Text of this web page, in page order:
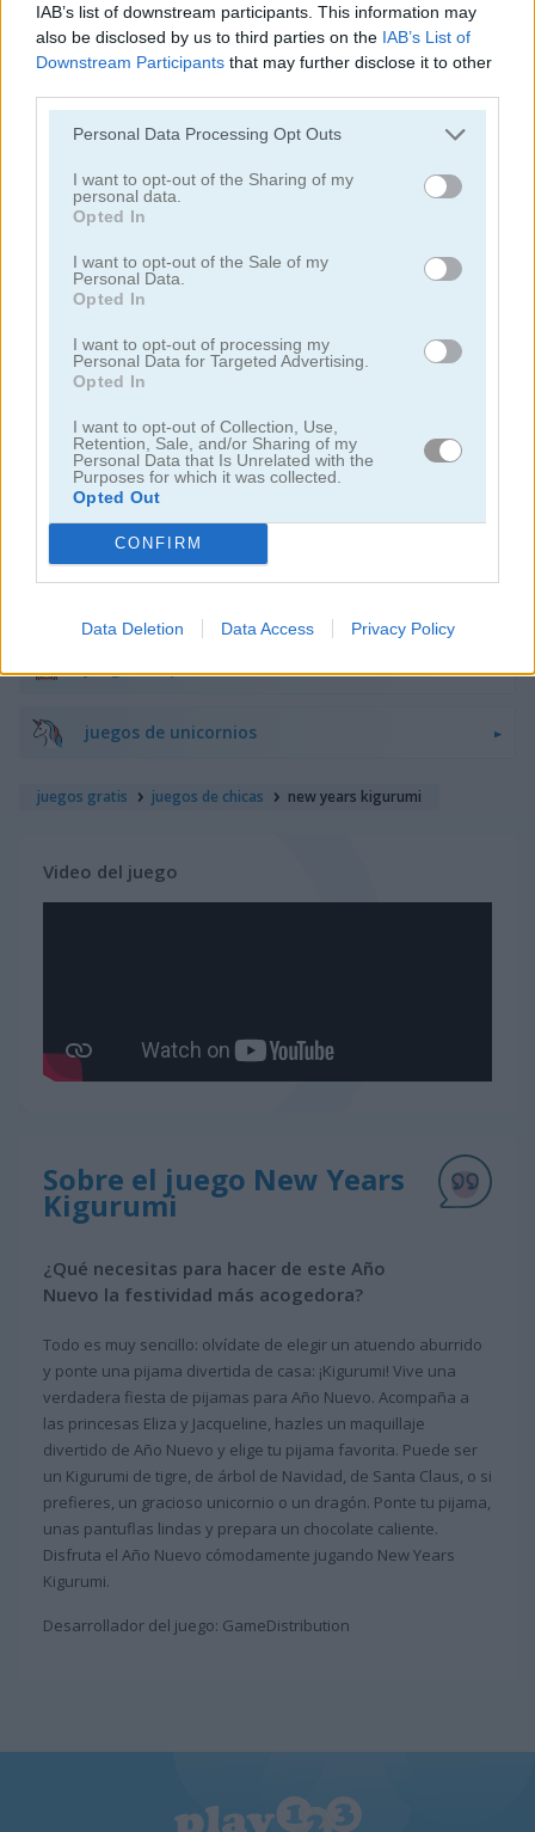
IAB’s list of downstream participants. This information may
also be disclosed by us to third parties on the IAB’s List of
Downstream Participants that may further disclose it to other
Personal Data Processing Opt Outs
I want to opt-out of the Sharing of my
personal data.
Opted In
I want to opt-out of the Sale of my
Personal Data.
Opted In
I want to opt-out of processing my
Personal Data for Targeted Advertising.
Opted In
I want to opt-out of Collection, Use,
Retention, Sale, and/or Sharing of my
Personal Data that Is Unrelated with the
Purposes for which it was collected.
Opted Out
CONFIRM
Data Deletion Data Access Privacy Policy
Categorías Relacionadas
juegos de belleza
juegos de decoración
juegos de vestir
juegos de moda
juegos de amor
juegos de princesas
juegos de unicornios
juegos gratis juegos de chicas new years kigurumi
Video del juego
Sobre el juego New Years
Kigurumi
¿Qué necesitas para hacer de este Año
Nuevo la festividad más acogedora?
Todo es muy sencillo: olvídate de elegir un atuendo aburrido
y ponte una pijama divertida de casa: ¡Kigurumi! Vive una
verdadera fiesta de pijamas para Año Nuevo. Acompaña a
las princesas Eliza y Jacqueline, hazles un maquillaje
divertido de Año Nuevo y elige tu pijama favorita. Puede ser
un Kigurumi de tigre, de árbol de Navidad, de Santa Claus, o si
prefieres, un gracioso unicornio o un dragón. Ponte tu pijama,
unas pantuflas lindas y prepara un chocolate caliente.
Disfruta el Año Nuevo cómodamente jugando New Years
Kigurumi.
Desarrollador del juego: GameDistribution